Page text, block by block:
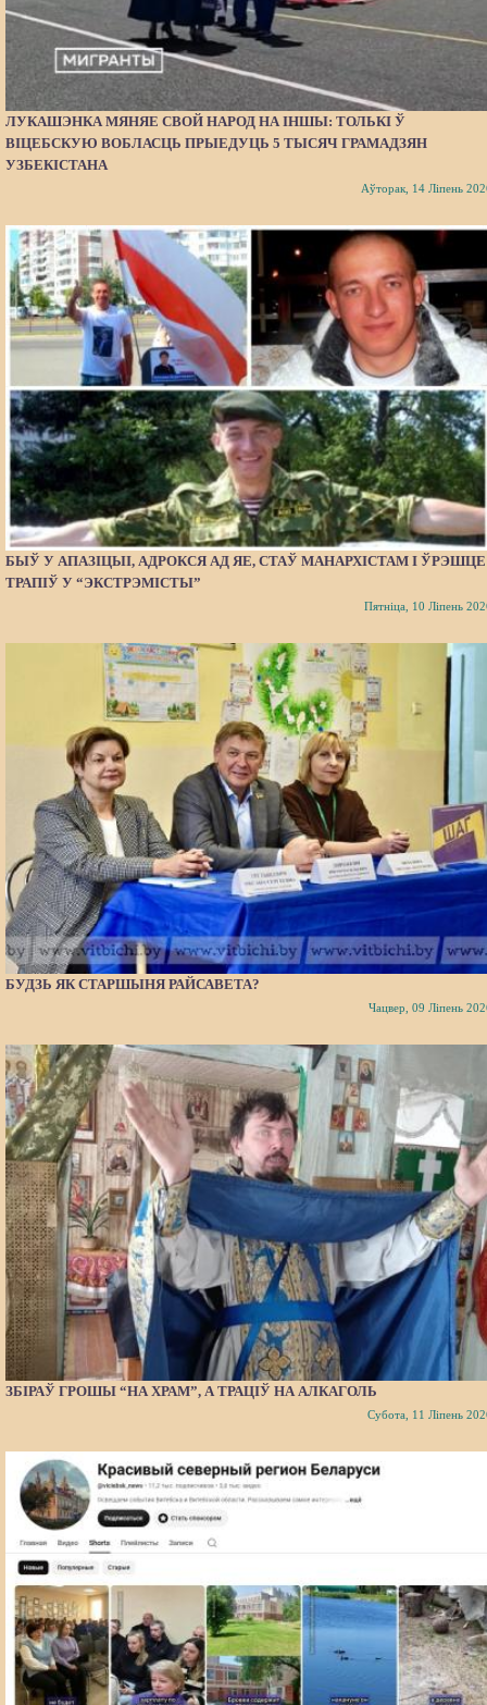
ЛУКАШЭНКА МЯНЯЕ СВОЙ НАРОД НА ІНШЫ: ТОЛЬКІ Ў
ВІЦЕБСКУЮ ВОБЛАСЦЬ ПРЫЕДУЦЬ 5 ТЫСЯЧ ГРАМАДЗЯН
УЗБЕКІСТАНА
Аўторак, 14 Ліпень
БЫЎ У АПАЗІЦЫІ, АДРОКСЯ АД ЯЕ, СТАЎ МАНАРХІСТАМ І ЎРЭШЦЕ
ТРАПІЎ У “ЭКСТРЭМІСТЫ”
Пятніца, 10 Ліпень
БУДЗЬ ЯК СТАРШЫНЯ РАЙСАВЕТА?
Чацвер, 09 Ліпень
ЗБІРАЎ ГРОШЫ “НА ХРАМ”, А ТРАЦІЎ НА АЛКАГОЛЬ
Субота, 11 Ліпень